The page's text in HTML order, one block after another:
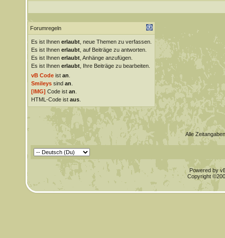
Forumregeln
Es ist Ihnen erlaubt, neue Themen zu verfassen.
Es ist Ihnen erlaubt, auf Beiträge zu antworten.
Es ist Ihnen erlaubt, Anhänge anzufügen.
Es ist Ihnen erlaubt, Ihre Beiträge zu bearbeiten.
vB Codeist an
Smileyssind an
[IMG] Code ist an
HTML-Code ist aus.
Alle
Powered by
Copyright